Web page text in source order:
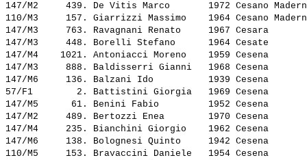
147/M2     439. De Vitis Marco
1972 Cesano
110/M3     157. Giarrizzi Massimo
1964 Cesano
147/M3     763. Ravagnani Renato
1967 Cesara
147/M3     448. Borelli Stefano
1964 Cesate
147/M4    1021. Antoniacci Moreno
1959 Cesena
147/M3     888. Baldisserri Gianni
1968 Cesena
147/M6     136. Balzani Ido
1939 Cesena
57/F1        2. Battistini Giorgia
1969 Cesena
147/M5      61. Benini Fabio
1952 Cesena
147/M2     489. Bertozzi Enea
1970 Cesena
147/M4     235. Bianchini Giorgio
1962 Cesena
147/M6     138. Bolognesi Quinto
1942 Cesena
110/M5     153. Bravaccini Daniele
1954 Cesena